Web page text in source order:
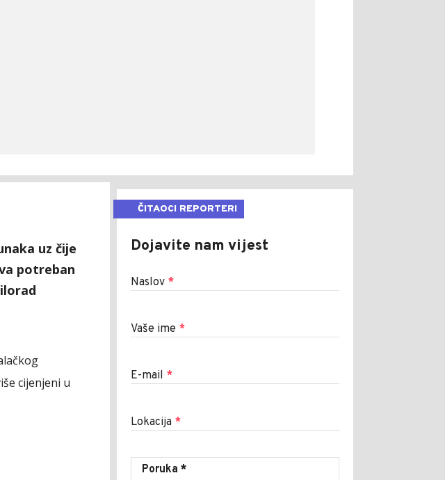
uz čije
potreban
cijenjeni u
ČITAOCI REPORTERI
Dojavite nam vijest
Naslov *
Vaše ime *
E-mail *
Lokacija *